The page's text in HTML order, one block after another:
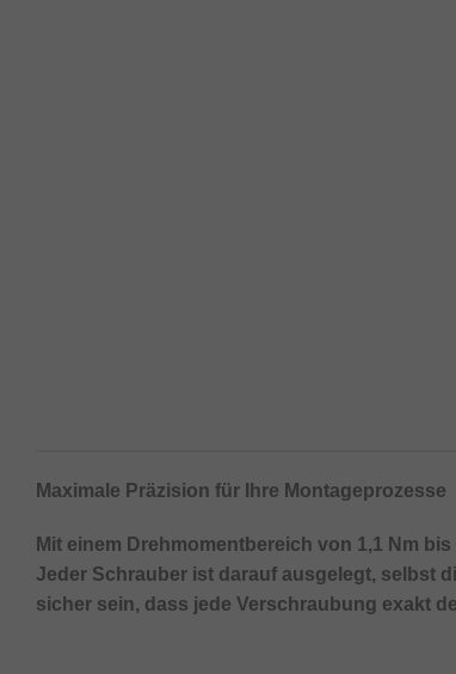
Maximale Präzision für Ihre Montageprozesse
Mit einem Drehmomentbereich von 1,1 Nm
Jeder Schrauber ist darauf ausgelegt, selbst
sicher sein, dass jede Verschraubung exakt